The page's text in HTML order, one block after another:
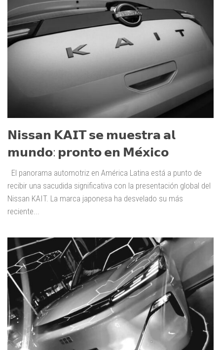
𝗡𝗶𝘀𝘀𝗮𝗻 𝗞𝗔𝗜𝗧 𝘀𝗲 𝗺𝘂𝗲𝘀𝘁𝗿𝗮 𝗮𝗹
𝗺𝘂𝗻𝗱𝗼: 𝗽𝗿𝗼𝗻𝘁𝗼 𝗲𝗻 𝗠𝗲́𝘅𝗶𝗰𝗼
El panorama automotriz en América Latina está a punto de
recibir una sacudida significativa con la presentación global del
Nissan KAIT. La marca japonesa ha desvelado su más
reciente...